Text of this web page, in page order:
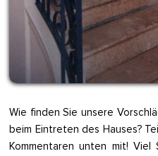
Wie finden Sie unsere
beim Eintreten des Hauses?
Kommentaren unten mit!